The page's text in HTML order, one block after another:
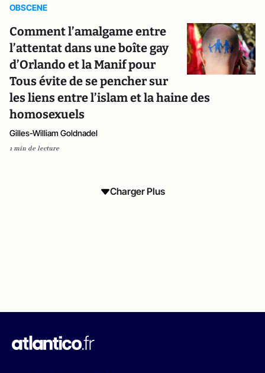
OBSCENE
Comment l’amalgame entre
l’attentat dans une boîte gay
d’Orlando et la Manif pour
Tous évite de se pencher sur
les liens entre l’islam et la haine des
homosexuels
Gilles-William Goldnadel
1 min de lecture
Charger Plus